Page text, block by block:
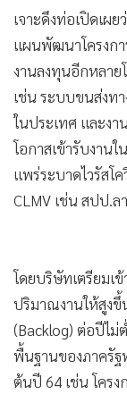
เจาะดึงท่อเปิดเผ
แผนพัฒนาโครงกา
งานลงทุนอีกหลาย
เช่น ระบบขนส่งท
ในประเทศ และงา
โอกาสเข้ารับงาน
แพร่ระบาดไวรัสโ
CLMV เช่น สปป.
โดยบริษัทเตรียมเ
ปริมาณงานให้สูง
(Backlog) ต่อปีไม่
พื้นฐานของภาครั
ต้นปี 64 เช่น โครง